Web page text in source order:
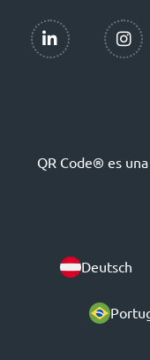
QR Code® es
Deutsch